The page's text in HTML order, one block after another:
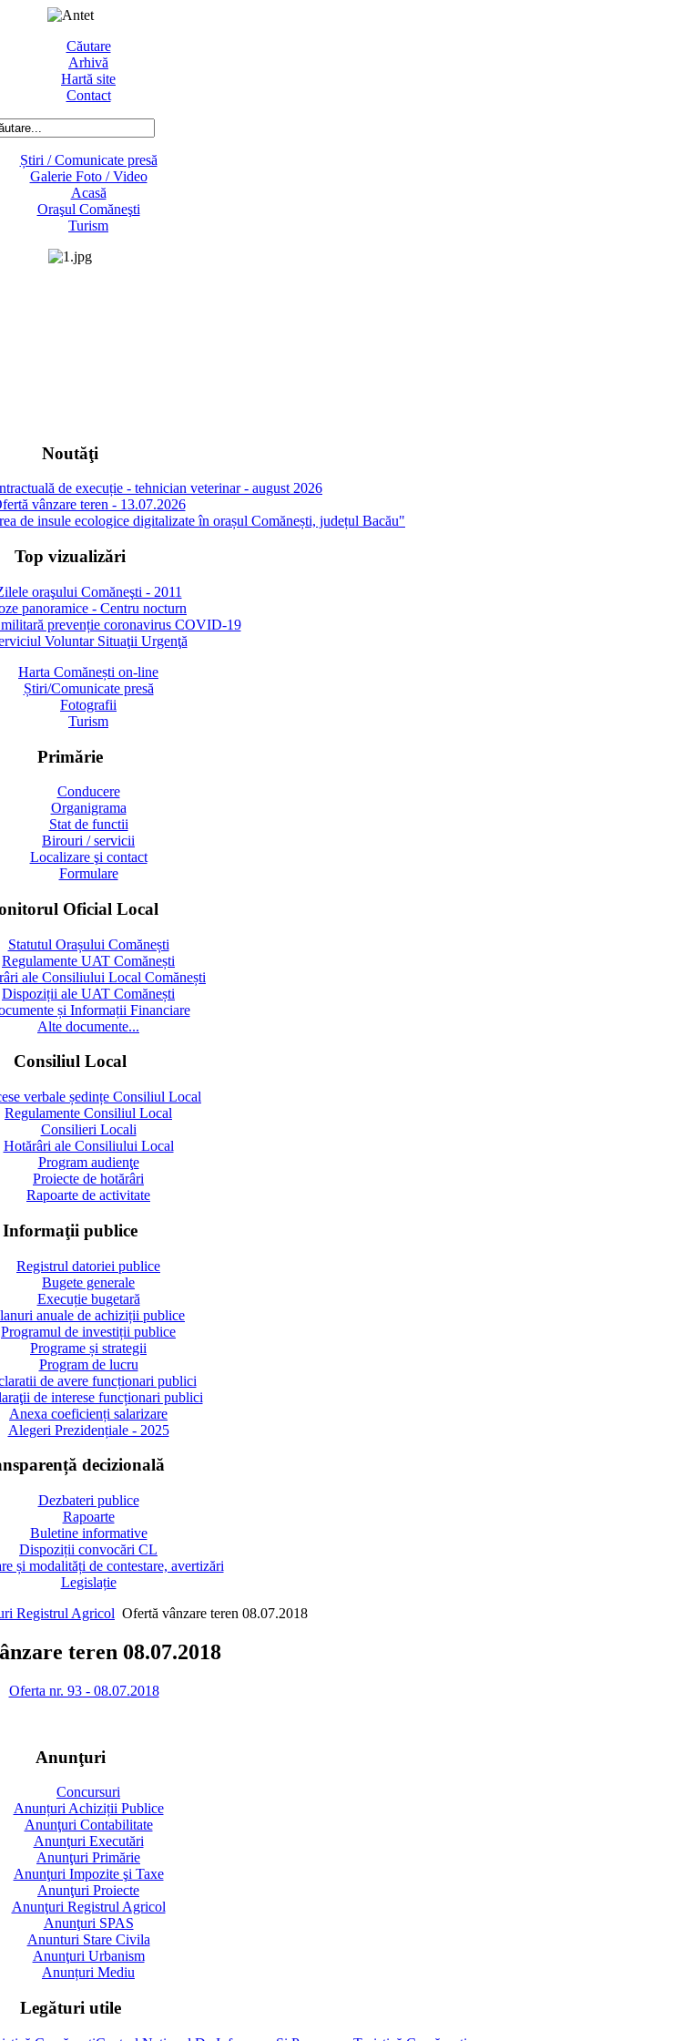
Căutare
Arhivă
Hartă site
Contact
Știri / Comunicate presă
Galerie Foto / Video
Acasă
Oraşul Comăneşti
Turism
Noutăţi
de execuție - tehnician veterinar - august 2026
vânzare teren - 13.07.2026
de insule ecologice digitalizate în orașul Comănești, județul Bacău"
Top vizualizări
oraşului Comăneşti - 2011
panoramice - Centru nocturn
prevenție coronavirus COVID-19
Voluntar Situaţii Urgenţă
Harta Comănești on-line
Știri/Comunicate presă
Fotografii
Turism
Primărie
Conducere
Organigrama
Stat de functii
Birouri / servicii
Localizare şi contact
Formulare
Oficial Local
Statutul Orașului Comănești
Regulamente UAT Comănești
ale Consiliului Local Comănești
Dispoziții ale UAT Comănești
și Informații Financiare
Alte documente...
Consiliul Local
verbale ședințe Consiliul Local
Regulamente Consiliul Local
Consilieri Locali
Hotărâri ale Consiliului Local
Program audienţe
Proiecte de hotărâri
Rapoarte de activitate
Informaţii publice
Registrul datoriei publice
Bugete generale
Execuție bugetară
anuale de achiziții publice
Programul de investiții publice
Programe și strategii
Program de lucru
de avere funcționari publici
de interese funcționari publici
Anexa coeficienți salarizare
Alegeri Prezidențiale - 2025
decizională
Dezbateri publice
Rapoarte
Buletine informative
Dispoziții convocări CL
și modalități de contestare, avertizări
Legislație
Registrul Agricol Ofertă vânzare teren 08.07.2018
teren 08.07.2018
Oferta nr. 93 - 08.07.2018
Anunţuri
Concursuri
Anunțuri Achiziții Publice
Anunţuri Contabilitate
Anunţuri Executări
Anunţuri Primărie
Anunţuri Impozite şi Taxe
Anunţuri Proiecte
Anunţuri Registrul Agricol
Anunţuri SPAS
Anunturi Stare Civila
Anunţuri Urbanism
Anunțuri Mediu
Legături utile